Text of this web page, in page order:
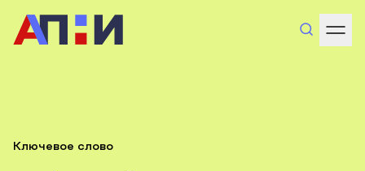
Ключевое слово